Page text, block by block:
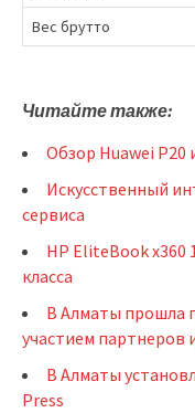
Вес брутто
Читайте также:
Обзор Huawei P20
Искусственный
сервиса
HP EliteBook x360
класса
В Алматы прошла
участием партнеров
В Алматы
Press